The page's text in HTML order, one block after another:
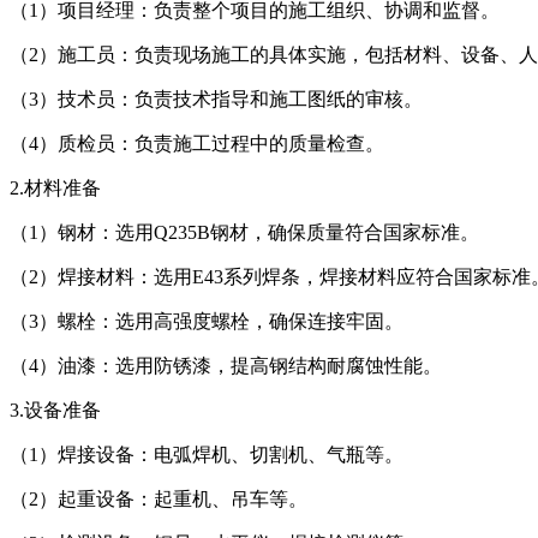
（1）项目经理：负责整个项目的施工组织、协调和监督。
（2）施工员：负责现场施工的具体实施，包括材料、设备、
（3）技术员：负责技术指导和施工图纸的审核。
（4）质检员：负责施工过程中的质量检查。
2.材料准备
（1）钢材：选用Q235B钢材，确保质量符合国家标准。
（2）焊接材料：选用E43系列焊条，焊接材料应符合国家标准
（3）螺栓：选用高强度螺栓，确保连接牢固。
（4）油漆：选用防锈漆，提高钢结构耐腐蚀性能。
3.设备准备
（1）焊接设备：电弧焊机、切割机、气瓶等。
（2）起重设备：起重机、吊车等。